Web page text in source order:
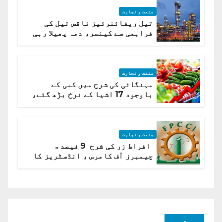
صنعت و تجارت
تیل ریفائنرئیز ناقص تیل کی
فراہمی سے کینسر، دمہ پھیلا رہی
صنعت و تجارت
مہنگائی کی شرح میں کمی کے
باوجود 17 اشیا کے نرخ بڑھ گئے،
صنعت و تجارت
افراط زر کی شرح 9 فیصد ..
چیمبرز آف کامرس ، انڈسٹریز کا